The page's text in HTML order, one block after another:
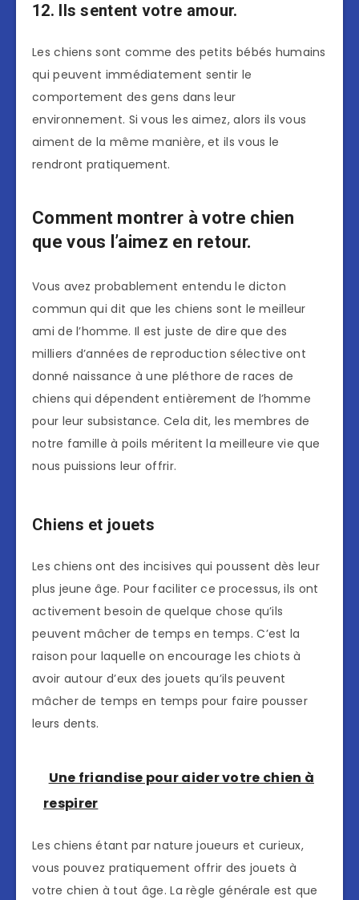
12. Ils sentent votre amour.
Les chiens sont comme des petits bébés humains
qui peuvent immédiatement sentir le
comportement des gens dans leur
environnement. Si vous les aimez, alors ils vous
aiment de la même manière, et ils vous le
rendront pratiquement.
Comment montrer à votre chien
que vous l’aimez en retour.
Vous avez probablement entendu le dicton
commun qui dit que les chiens sont le meilleur
ami de l’homme. Il est juste de dire que des
milliers d’années de reproduction sélective ont
donné naissance à une pléthore de races de
chiens qui dépendent entièrement de l’homme
pour leur subsistance. Cela dit, les membres de
notre famille à poils méritent la meilleure vie que
nous puissions leur offrir.
Chiens et jouets
Les chiens ont des incisives qui poussent dès leur
plus jeune âge. Pour faciliter ce processus, ils ont
activement besoin de quelque chose qu’ils
peuvent mâcher de temps en temps. C’est la
raison pour laquelle on encourage les chiots à
avoir autour d’eux des jouets qu’ils peuvent
mâcher de temps en temps pour faire pousser
leurs dents.
Une friandise pour aider votre chien à
respirer
Les chiens étant par nature joueurs et curieux,
vous pouvez pratiquement offrir des jouets à
votre chien à tout âge. La règle générale est que